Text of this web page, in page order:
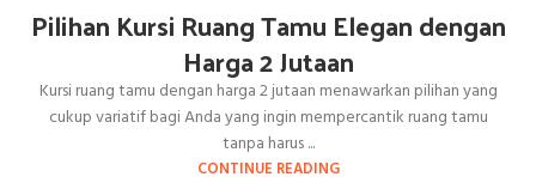
Pilihan Kursi Ruang Tamu Elegan dengan
Harga 2 Jutaan
Kursi ruang tamu dengan harga 2 jutaan menawarkan pilihan yang
cukup variatif bagi Anda yang ingin mempercantik ruang tamu
tanpa harus ...
CONTINUE READING